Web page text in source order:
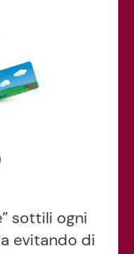
sottili ogni
evitando di